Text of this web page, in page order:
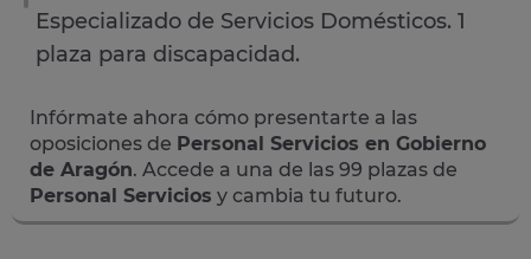
Especializado de Servicios Domésticos. 1
plaza para discapacidad.
Infórmate ahora cómo presentarte a las
oposiciones de Personal Servicios en Gobierno
de Aragón. Accede a una de las 99 plazas de
Personal Servicios y cambia tu futuro.